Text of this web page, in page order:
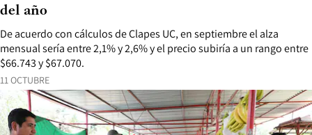
11 OCTUBRE
De acuerdo con cálculos de Clapes UC, en septiembre el alza
mensual sería entre 2,1% y 2,6% y el precio subiría a un rango entre
$66.743 y $67.070.
del año